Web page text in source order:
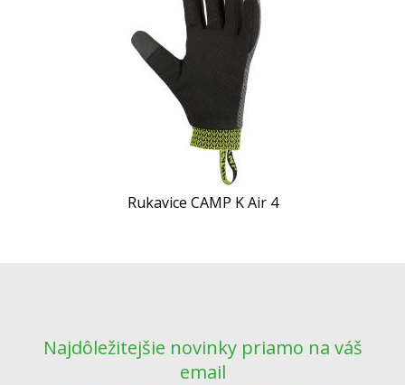
Rukavice CAMP K Air 4
Najdôležitejšie novinky priamo na váš
email